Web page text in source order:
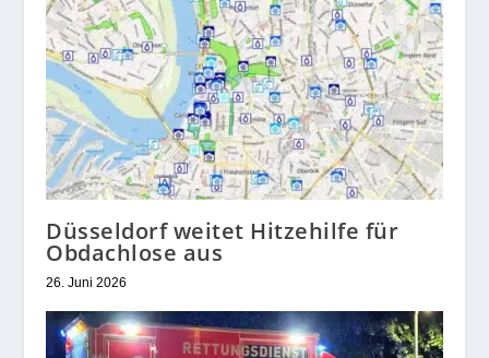
Düsseldorf weitet Hitzehilfe für
Obdachlose aus
26. Juni 2026